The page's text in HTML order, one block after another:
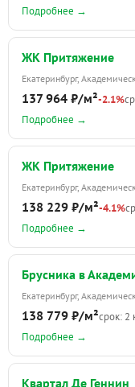
Подробнее →
ЖК Притяжение
Екатеринбург,
137 964 ₽/м²-2.1%
Подробнее →
ЖК Притяжение
Екатеринбург,
138 229 ₽/м²-4.1%
Подробнее →
Брусника в
Екатеринбург,
138 779 ₽/м²срок: 2
Подробнее →
Квартал Де Геннин